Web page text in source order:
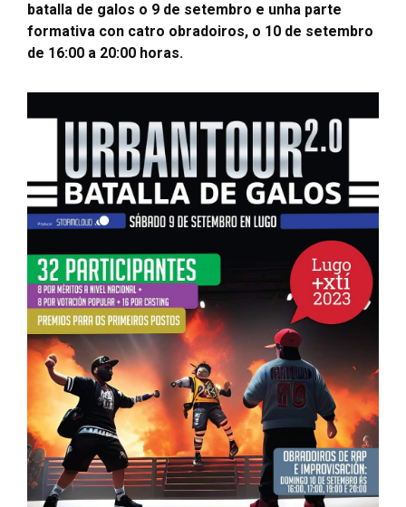
batalla de galos o 9 de setembro e unha parte
formativa con catro obradoiros, o 10 de setembro
de 16:00 a 20:00 horas.